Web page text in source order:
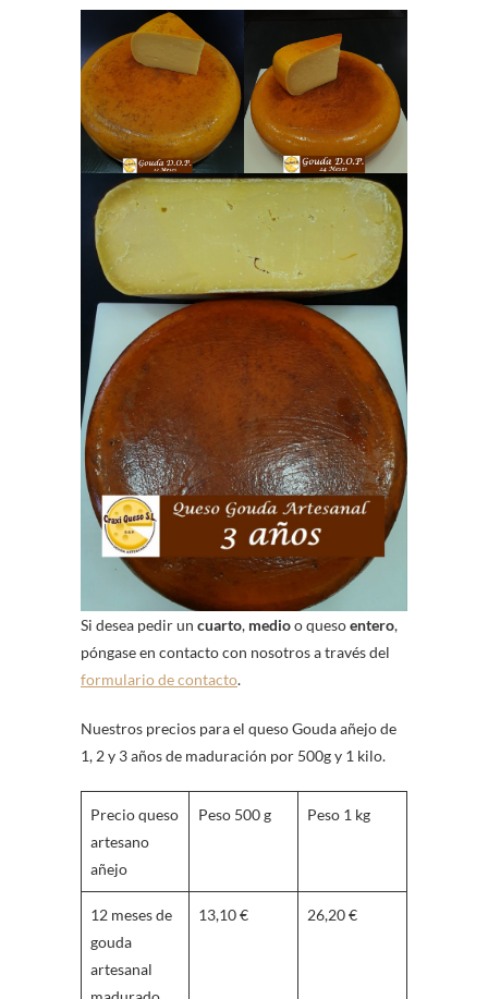
Si desea pedir un cuarto, medioo quesoentero,
póngase en contacto con nosotros a través del
formulario de contacto.
Nuestros precios para el queso Gouda añejo de
1, 2 y 3 años de maduración por 500g y 1 kilo.
Precio queso
artesano
añejo
Peso 500 g Peso 1 kg
12 meses de
gouda
artesanal
13,10 € 26,20 €